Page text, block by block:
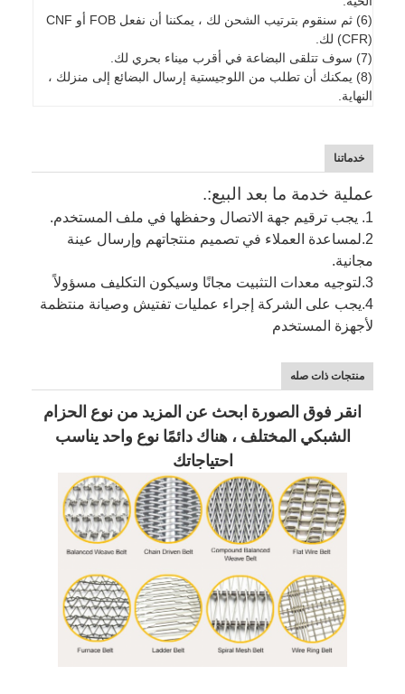
(6) ثم سنقوم بترتيب الشحن لك ، يمكننا أن نفعل FOB أو CNF
(CFR) لك.
(7) سوف تتلقى البضاعة في أقرب ميناء بحري لك.
(8) يمكنك أن تطلب من اللوجيستية إرسال البضائع إلى منزلك ،
النهاية.
خدماتنا
عملية خدمة ما بعد البيع:.
1. يجب ترقيم جهة الاتصال وحفظها في ملف المستخدم.
2. لمساعدة العملاء في تصميم منتجاتهم وإرسال عينة
مجانية.
3. لتوجيه معدات التثبيت مجانًا وسيكون التكليف مسؤولاً
4. يجب على الشركة إجراء عمليات تفتيش وصيانة منتظمة
لأجهزة المستخدم
منتجات ذات صله
انقر فوق الصورة ابحث عن المزيد من نوع الحزام
الشبكي المختلف ، هناك دائمًا نوع واحد يناسب
احتياجاتك